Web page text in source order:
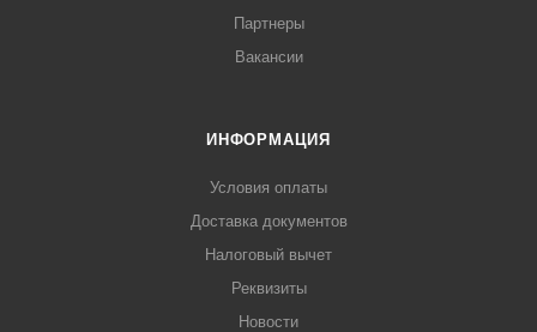
Партнеры
Вакансии
ИНФОРМАЦИЯ
Условия оплаты
Доставка документов
Налоговый вычет
Реквизиты
Новости